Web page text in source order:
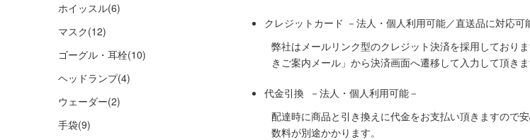
ホイッスル(6)
マスク(12)
ゴーグル・耳栓(10)
ヘッドランプ(4)
ウェーダー(2)
手袋(9)
クレジットカード －法人・個人利用可能／直送品に対応可
弊社はメールリンク型のクレジット決済を採用しており
きご案内メール」から決済画面へ遷移して入力して頂き
代金引換 －法人・個人利用可能－
配達時に商品と引き換えに代金をお支払い頂きますので
数料が別途かかります。